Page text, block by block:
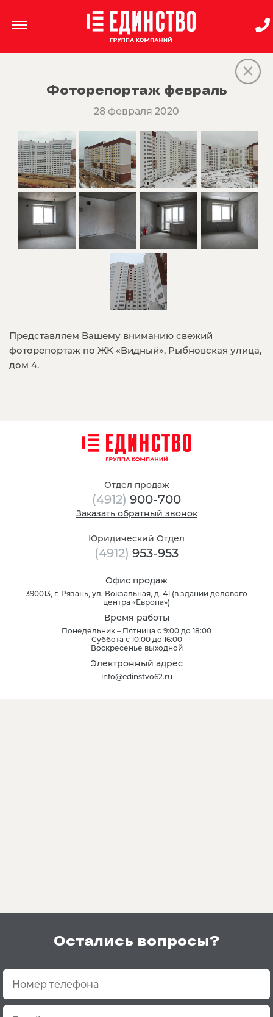
Фоторепортаж февраль
28 февраля 2020
Представляем Вашему вниманию свежий
фоторепортаж по ЖК «Видный», Рыбновская улица,
дом 4.
Отдел продаж
(4912) 900-700
Заказать обратный звонок
Юридический Отдел
(4912) 953-953
Офис продаж
390013, г. Рязань, ул. Вокзальная, д. 41 (в здании делового
центра «Европа»)
Время работы
Понедельник – Пятница с 9:00 до 18:00
Суббота с 10:00 до 16:00
Воскресенье выходной
Электронный адрес
info@edinstvo62.ru
Остались вопросы?